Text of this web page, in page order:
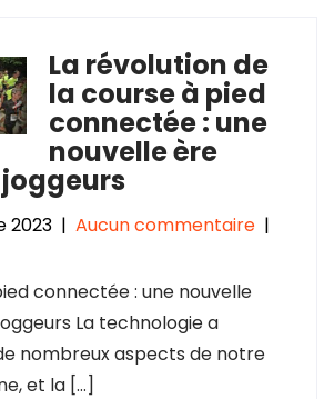
La révolution de
la course à pied
connectée : une
nouvelle ère
2023 | Aucun commentaire |
connectée : une nouvelle
La technologie a
nombreux aspects de notre
et la […]